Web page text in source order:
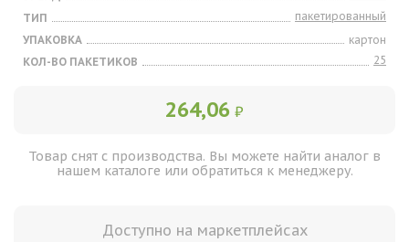
ТИП
пакетированный
УПАКОВКА
картон
КОЛ-ВО ПАКЕТИКОВ
25
264,06 ₽
Товар снят с производства. Вы можете найти аналог в
нашем каталоге или обратиться к менеджеру.
Доступно на маркетплейсах